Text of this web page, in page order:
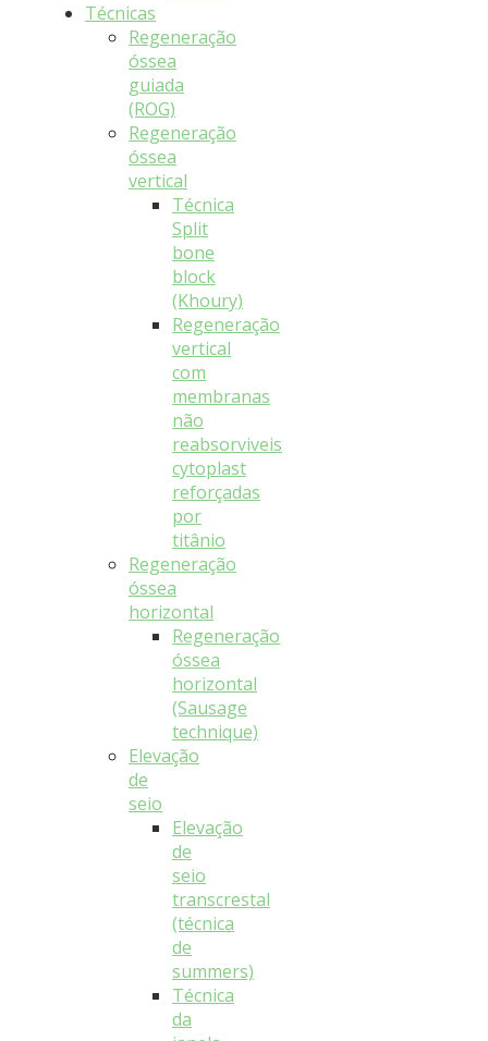
Técnicas
Regeneração
óssea
guiada
(ROG)
Regeneração
óssea
vertical
Técnica
Split
bone
block
(Khoury)
Regeneração
vertical
com
membranas
não
reabsorviveis
cytoplast
reforçadas
por
titânio
Regeneração
óssea
horizontal
Regeneração
óssea
horizontal
(Sausage
technique)
Elevação
de
seio
Elevação
de
seio
transcrestal
(técnica
de
summers)
Técnica
da